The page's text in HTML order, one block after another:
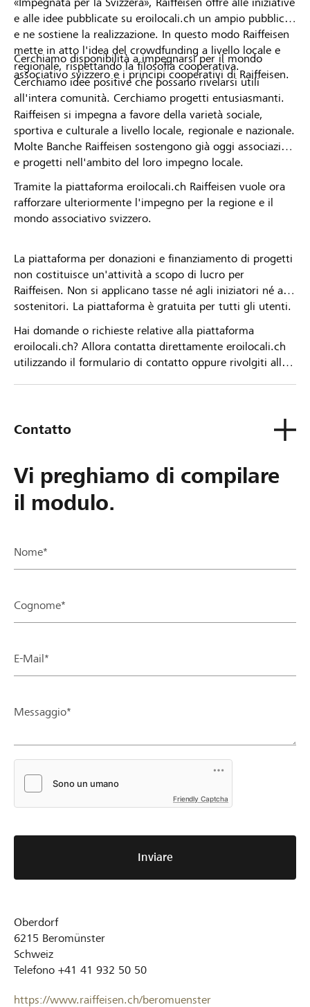
e alle idee pubblicate su eroilocali.ch un ampio pubblico
e ne sostiene la realizzazione. In questo modo Raiffeisen
mette in atto l'idea del crowdfunding a livello locale e
regionale, rispettando la filosofia cooperativa.
Cerchiamo idee positive che possano rivelarsi utili
all'intera comunità. Cerchiamo progetti entusiasmanti.
Cerchiamo disponibilità a impegnarsi per il mondo
associativo svizzero e i principi cooperativi di Raiffeisen.
Raiffeisen si impegna a favore della varietà sociale,
sportiva e culturale a livello locale, regionale e nazionale.
Molte Banche Raiffeisen sostengono già oggi associazioni
e progetti nell'ambito del loro impegno locale.
Tramite la piattaforma eroilocali.ch Raiffeisen vuole ora
rafforzare ulteriormente l'impegno per la regione e il
mondo associativo svizzero.
La piattaforma per donazioni e finanziamento di progetti
non costituisce un'attività a scopo di lucro per
Raiffeisen. Non si applicano tasse né agli iniziatori né ai
sostenitori. La piattaforma è gratuita per tutti gli utenti.
Hai domande o richieste relative alla piattaforma
eroilocali.ch? Allora contatta direttamente eroilocali.ch
utilizzando il formulario di contatto oppure rivolgiti alla
Contatto
Vi preghiamo di compilare
il modulo.
Nome*
Cognome*
E-Mail*
Messaggio*
Friendly Captcha
Inviare
Oberdorf
6215 Beromünster
Schweiz
Telefono +41 41 932 50 50
https://www.raiffeisen.ch/beromuenster